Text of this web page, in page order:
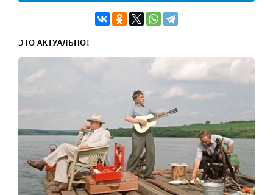
ЭТО АКТУАЛЬНО!